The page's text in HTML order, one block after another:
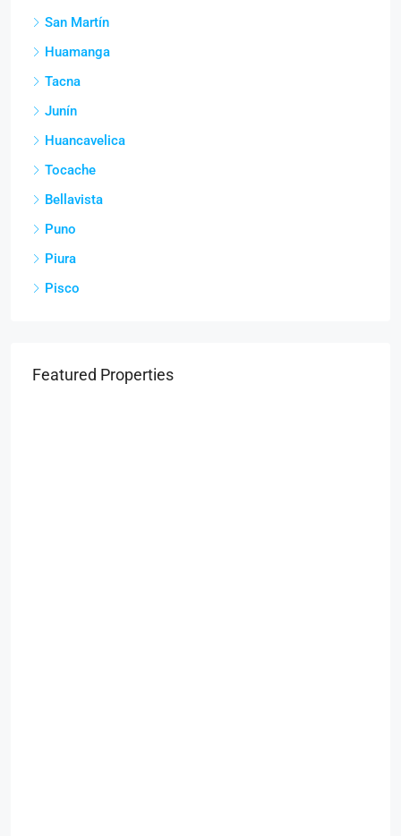
San Martín
Huamanga
Tacna
Junín
Huancavelica
Tocache
Bellavista
Puno
Piura
Pisco
Featured Properties